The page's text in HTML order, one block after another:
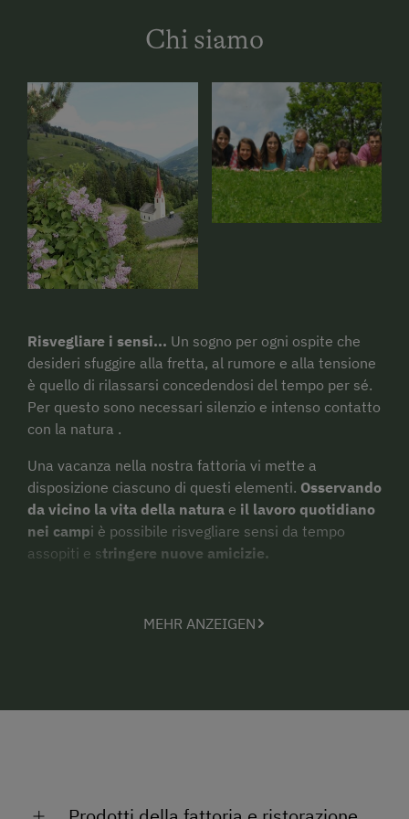
Chi siamo
Risvegliare i sensi... Un sogno per ogni ospite che
desideri sfuggire alla fretta, al rumore e alla tensione
è quello di rilassarsi concedendosi del tempo per sé.
Per questo sono necessari silenzio e intenso contatto
con la natura .
Una vacanza nella nostra fattoria vi mette a
disposizione ciascuno di questi elementi. Osservando
da vicino la vita della natura e il lavoro quotidiano
nei campi è possibile risvegliare sensi da tempo
assopiti e stringere nuove amicizie.
Saremo lieti di accogliervi!MEHR ANZEIGEN